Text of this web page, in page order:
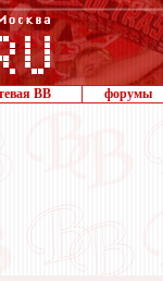
ВВ форумы